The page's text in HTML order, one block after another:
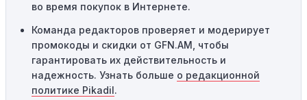
предназначены только для однократного
использования. Если код уже был использован кем-то
другим, он не будет действовать повторно.
Технические сбои:
во время покупок в Интернете.
Команда редакторов проверяет и модерирует
промокоды и скидки от GFN.AM, чтобы
гарантировать их действительность и
надежность. Узнать больше о редакционной
политике Pikadil.